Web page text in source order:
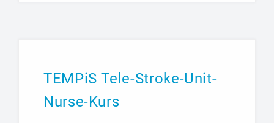
TEMPiS Tele-Stroke-Unit-
Nurse-Kurs